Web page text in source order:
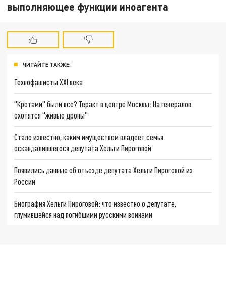
выполняющее функции иноагента
ЧИТАЙТЕ ТАКЖЕ:
Технофашисты XXI века
"Кротами" были все? Теракт в центре Москвы: На генералов
охотятся "живые дроны"
Стало известно, каким имуществом владеет семья
оскандалившегося депутата Хельги Пироговой
Появились данные об отъезде депутата Хельги Пироговой из
России
Биография Хельги Пироговой: что известно о депутате,
глумившейся над погибшими русскими воинами